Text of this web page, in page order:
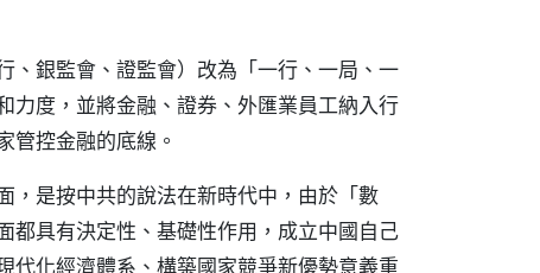
、銀監會、證監會）改為「一行、一局、一
力度，並將金融、證券、外匯業員工納入行
管控金融的底線。
，是按中共的說法在新時代中，由於「數
都具有決定性、基礎性作用，成立中國自己
代化經濟體系、構築國家競爭新優勢意義重